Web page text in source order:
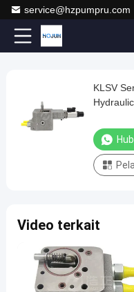
service@hzpumpru.com
Video
Series
Hydraulic
Valve
Katup
Hidrolik
2025-
01-13
KLSV
Video terkait